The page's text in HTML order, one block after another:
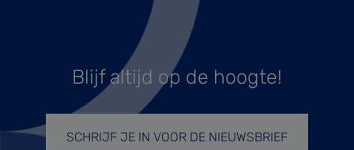
Blijf altijd op de hoogte!
SCHRIJF JE IN VOOR DE NIEUWSBRIEF